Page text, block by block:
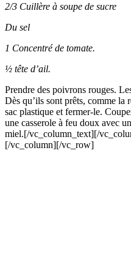
2/3 Cuillère à soupe de sucre
Du sel
1 Concentré de tomate.
½ tête d’ail.
Prendre des poivrons rouges.
Dès qu’ils sont prêts, comme la
sac plastique et fermer-le.
une casserole à feu doux avec
miel.[/vc_column_text][/
[/vc_column][/vc_row]